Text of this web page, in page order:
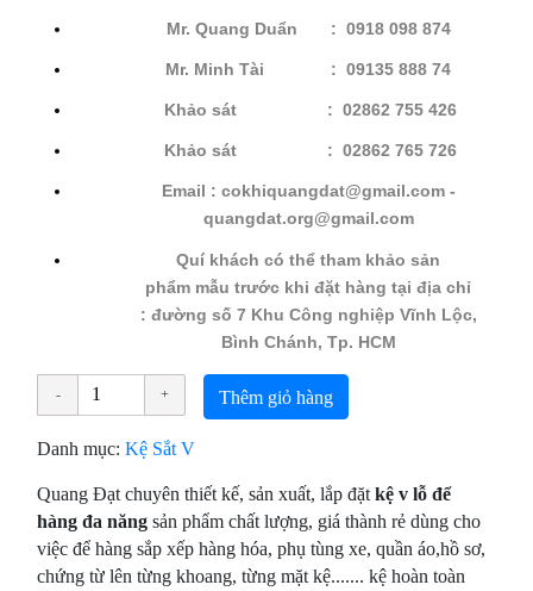
Mr. Quang Duẩn : 0918 098 874
Mr. Minh Tài : 09135 888 74
Khảo sát : 02862 755 426
Khảo sát : 02862 765 726
Email : cokhiquangdat@gmail.com -
quangdat.org@gmail.com
Quí khách có thể tham khảo sản
phẩm mẫu trước khi đặt hàng tại địa chỉ
: đường số 7 Khu Công nghiệp Vĩnh Lộc,
Bình Chánh, Tp. HCM
Thêm giỏ hàng
Danh mục:Kệ Sắt V
Quang Đạt chuyên thiết kế, sản xuất, lắp đặt kệ v lỗ để
hàng đa năng sản phẩm chất lượng, giá thành rẻ dùng cho
việc để hàng sắp xếp hàng hóa, phụ tùng xe, quần áo,hồ sơ,
chứng từ lên từng khoang, từng mặt kệ....... kệ hoàn toàn